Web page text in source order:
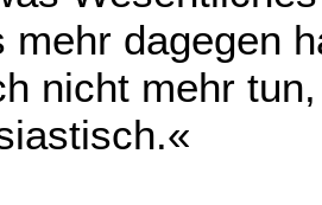
mehr dagegen
nicht mehr